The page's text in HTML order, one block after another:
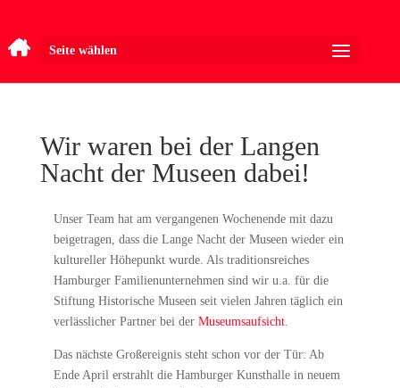
Seite wählen
Wir waren bei der Langen
Nacht der Museen dabei!
Unser Team hat am vergangenen Wochenende mit dazu
beigetragen, dass die Lange Nacht der Museen wieder ein
kultureller Höhepunkt wurde. Als traditionsreiches
Hamburger Familienunternehmen sind wir u.a. für die
Stiftung Historische Museen seit vielen Jahren täglich ein
verlässlicher Partner bei der Museumsaufsicht.
Das nächste Großereignis steht schon vor der Tür: Ab
Ende April erstrahlt die Hamburger Kunsthalle in neuem